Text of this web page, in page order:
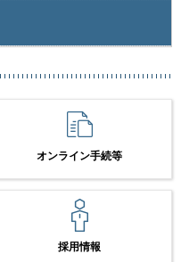
オンライン手続等
採用情報